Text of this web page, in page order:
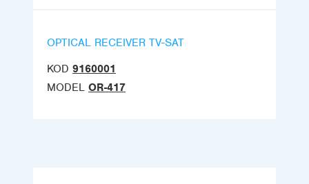
OPTICAL RECEIVER TV-SAT
KOD 9160001
MODEL OR-417